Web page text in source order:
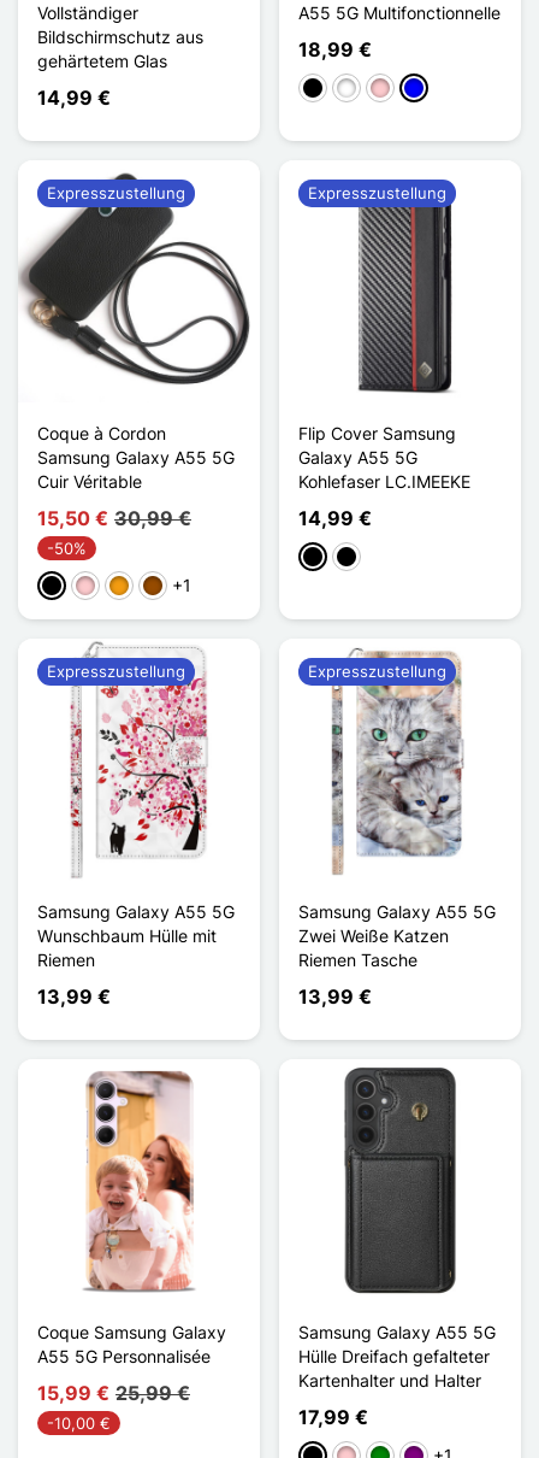
Vollständiger
Bildschirmschutz aus
gehärtetem Glas
14,99 €
A55 5G Multifonctionnelle
18,99 €
Schwarz
WeißPinkBlau
Coque à Cordon
Samsung Galaxy A55 5G
Cuir Véritable
15,50 € 30,99 €
-50%
Schwarz
PinkOrangeBraun
+1
Expresszustellung
Flip Cover Samsung
Galaxy A55 5G
Kohlefaser LC.IMEEKE
14,99 €
Rayures de couleur
Horizontal Stripe
Expresszustellung
Samsung Galaxy A55 5G
Wunschbaum Hülle mit
Riemen
13,99 €
Expresszustellung
Samsung Galaxy A55 5G
Zwei Weiße Katzen
Riemen Tasche
13,99 €
Expresszustellung
Coque Samsung Galaxy
A55 5G Personnalisée
15,99 € 25,99 €
-10,00 €
Samsung Galaxy A55 5G
Hülle Dreifach gefalteter
Kartenhalter und Halter
17,99 €